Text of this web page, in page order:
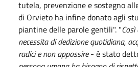
tutela, prevenzione e sostegno
di Orvieto ha infine donato agli
piantine delle parole gentili". "
necessita di dedizione quotidiana,
radici e non appassire- è stato